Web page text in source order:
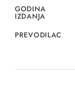
GODINA
IZDANJA
PREVODILAC